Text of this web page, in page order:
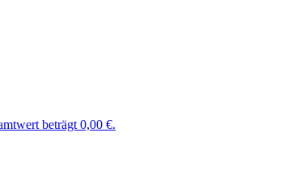
beträgt 0,00 €.